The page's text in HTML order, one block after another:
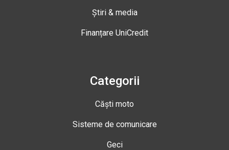
Știri & media
Finanțare UniCredit
Categorii
Căști moto
Sisteme de comunicare
Geci